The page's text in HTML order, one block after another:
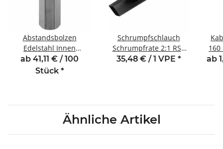
Abstandsbolzen
Edelstahl Innen
/Innengewinde 25 mm
M3 SW5,5
ab 41,11 € / 100
Stück *
Schrumpfschlauch
Schrumpfrate 2:1 RS2
Serie Rollen; 12,7 mm /
35,48 € / 1 VPE *
ab
Ähnliche Artikel